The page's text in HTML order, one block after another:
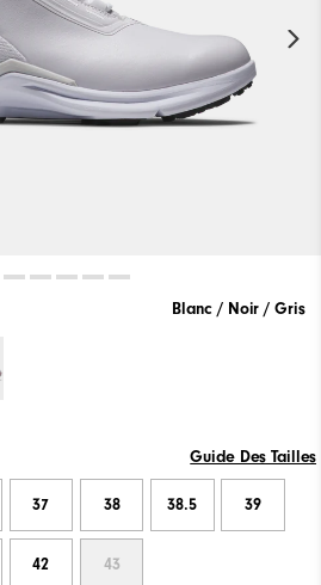
Blanc / Noir / Gris
Guide Des Tailles
37 38 38.5 39
42 43